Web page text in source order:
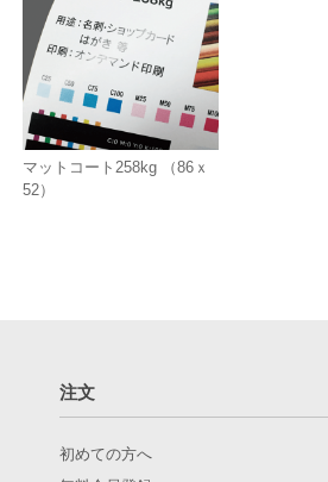
マットコート258kg （86ｘ
52）
注文
初めての方へ